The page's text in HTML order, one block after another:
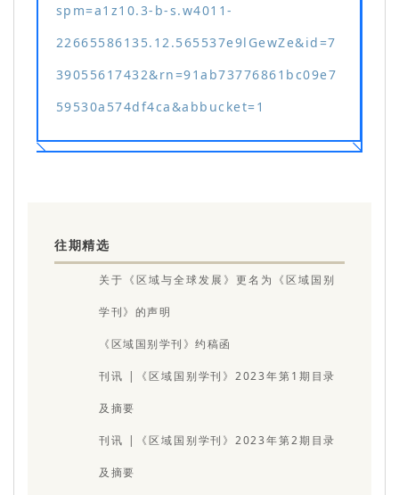
spm=a1z10.3-b-s.w4011-
22665586135.12.565537e9lGewZe&id=7
39055617432&rn=91ab73776861bc09e7
59530a574df4ca&abbucket=1
往期精选
关于《区域与全球发展》更名为《区域国别
学刊》的声明
《区域国别学刊》约稿函
刊讯 |《区域国别学刊》2023年第1期目录
及摘要
刊讯 |《区域国别学刊》2023年第2期目录
及摘要